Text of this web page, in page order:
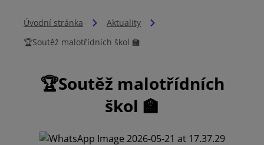
Úvodní stránka
Aktuality
🏆Soutěž malotřídních škol 🏫
🏆Soutěž malotřídních
škol 🏫